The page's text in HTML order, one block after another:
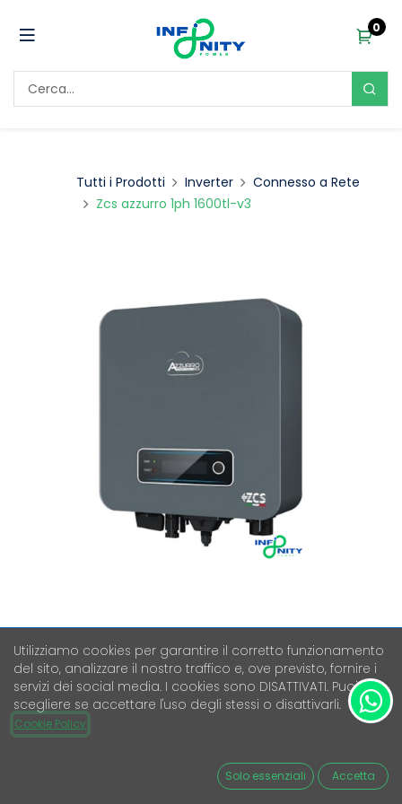
0
Tutti i Prodotti Inverter
Connesso a Rete
Zcs azzurro 1ph 1600tl-v3
ZCS AZZURRO 1PH 1600TL-V3
310,88€Iva Esclusa
Aggiungi al carrello
Utilizziamo cookies per garantire il corretto funzionamento
del sito, analizzare il nostro traffico e, ove previsto, fornire i
servizi dei social media. I cookies sono DISATTIVATI. Puoi
scegliere se accettare l'uso degli stessi o disattivarli.
Cookie Policy
Solo essenziali Accetta